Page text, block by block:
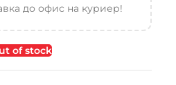
до офис на куриер!
of stock